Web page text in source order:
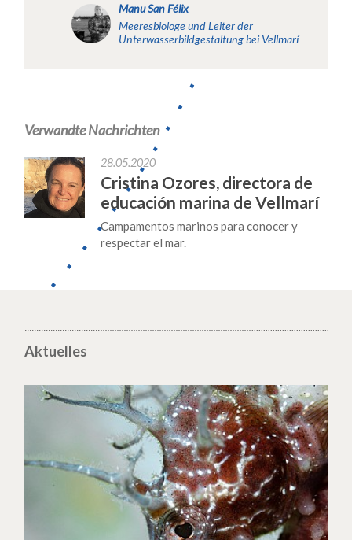
Manu San Félix
Meeresbiologe und Leiter der
Unterwasserbildgestaltung bei Vellmarí
Verwandte Nachrichten
28.05.2020
Cristina Ozores, directora de
educación marina de Vellmarí
Campamentos marinos para conocer y
respectar el mar.
Aktuelles